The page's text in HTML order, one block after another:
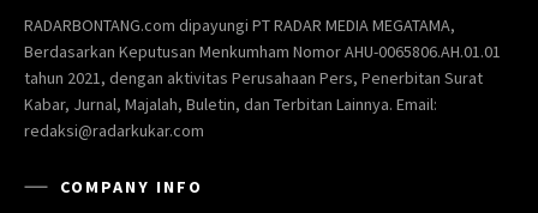
RADARBONTANG.com dipayungi PT RADAR MEDIA MEGATAMA,
Berdasarkan Keputusan Menkumham Nomor AHU-0065806.AH.01.01
tahun 2021, dengan aktivitas Perusahaan Pers, Penerbitan Surat
Kabar, Jurnal, Majalah, Buletin, dan Terbitan Lainnya. Email:
redaksi@radarkukar.com
COMPANY INFO